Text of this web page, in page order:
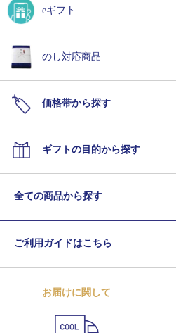
eギフト
のし対応商品
価格帯から探す
ギフトの目的から探す
全ての商品から探す
ご利用ガイドはこちら
お届けに関して